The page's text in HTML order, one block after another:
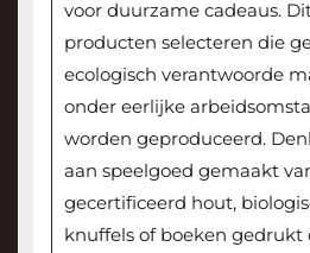
voor duurzame cadeaus.
producten selecteren die
ecologisch verantwoorde
onder eerlijke
worden geproduceerd.
aan speelgoed gemaakt
gecertificeerd hout,
knuffels of boeken gedrukt